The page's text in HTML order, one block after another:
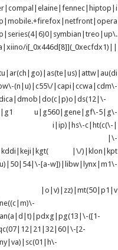
(n|u)|c55\/|capi|ccwa|cdm\-
|_)|g1 u|g560|gene|gf\-5|g\-
i|ip)|hs\-c|ht(c(\-|
|\-
|\/)|klon|kpt
w])|libw|lynx|m1\-
| |o|v)|zz)|mt(50|p1|v
([1-
[2-